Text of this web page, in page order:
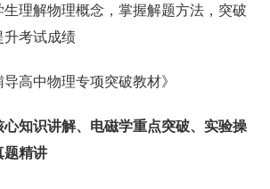
生理解物理概念，掌握解题方法，突破
升考试成绩
高中物理专项突破教材》
心知识讲解、电磁学重点突破、实验操
题精讲